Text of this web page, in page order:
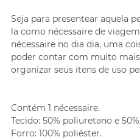
Seja para presentear aquela
la como nécessaire de
nécessaire no dia dia, uma
poder contar com muito
organizar seus itens de uso
Contém 1 nécessaire.
Tecido: 50% poliuretano e
Forro: 100% poliéster.